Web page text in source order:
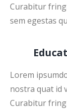
Curabitur
sem egestas
Lorem
nostra quat id
Curabitur